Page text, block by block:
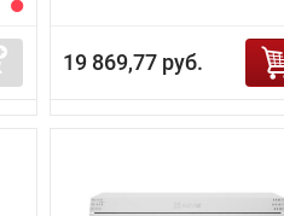
19 869,77 руб.